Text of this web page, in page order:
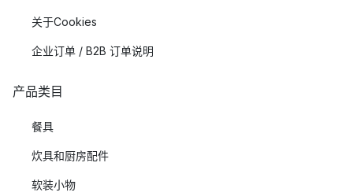
关于Cookies
企业订单 / B2B 订单说明
产品类目
餐具
炊具和厨房配件
软装小物